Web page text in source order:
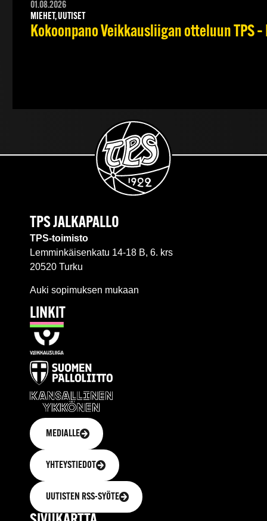
01.08.2026
MIEHET, UUTISET
Kokoonpano Veikkausliigan otteluun TPS
TPS JALKAPALLO
TPS-toimisto
Lemminkäisenkatu 14-18 B, 6. krs
20520 Turku
Auki sopimuksen mukaan
LINKIT
MEDIALLE
YHTEYSTIEDOT
UUTISTEN RSS-SYÖTE